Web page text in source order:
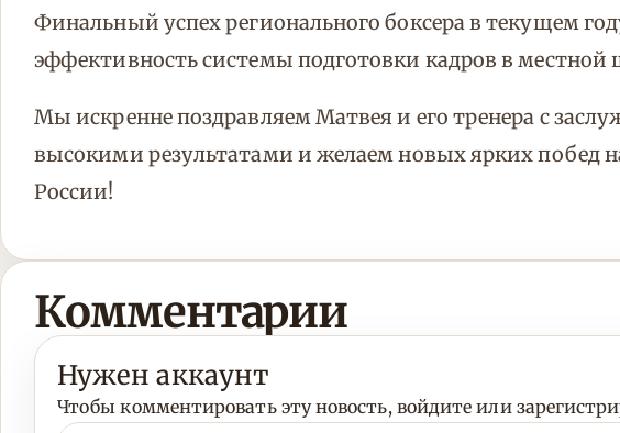
Финальный успех регионального боксера в текущем
эффективность системы подготовки кадров в местной
Мы искренне поздравляем Матвея и его тренера с
высокими результатами и желаем новых ярких побед
России!
Комментарии
Нужен аккаунт
Чтобы комментировать эту новость, войдите или